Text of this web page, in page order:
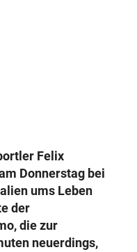
Felix
Donnerstag bei
ums Leben
der
die zur
neuerdings,